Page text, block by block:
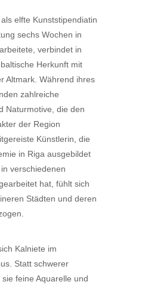
elfte Kunststipendiatin
sechs Wochen in
verbindet in
Herkunft mit
Altmark. Während ihres
zahlreiche
Naturmotive, die den
der Region
Künstlerin, die
in Riga ausgebildet
verschiedenen
hat, fühlt sich
Städten und deren
Kalniete im
Statt schwerer
feine Aquarelle und